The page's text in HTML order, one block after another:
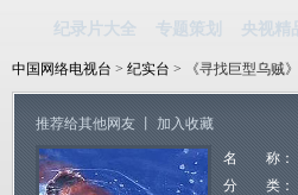
纪录片大全 专题策划 央视精
中国网络电视台 > 纪实台 > 《寻找巨型乌贼》
推荐给其他网友 加入收藏
名 称：
分 类：